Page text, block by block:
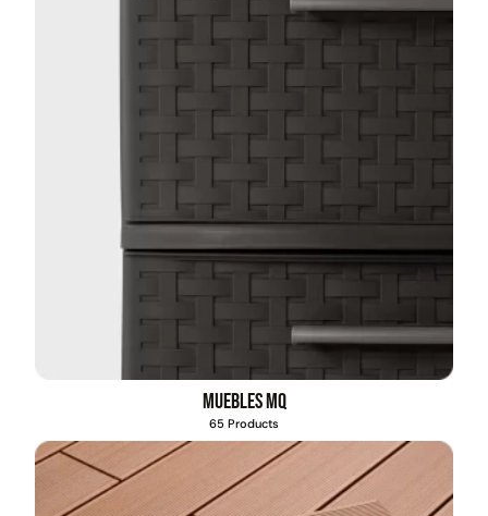
Muebles MQ
65 Products
densidad 42mm Rollo
1.427.544
Leer más
2,5mts
$
1.875.535
$
1.167.990
49%
Pasto sintético ornamental
Importado USA: Summer
densidad 35mm Rollo
4,57*30,48mts
22%
Empaquetadura 1/4" 6.4mm
hypalon sin tela 3 MPA